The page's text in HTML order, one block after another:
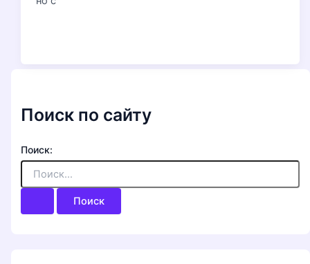
Поиск по сайту
Поиск: